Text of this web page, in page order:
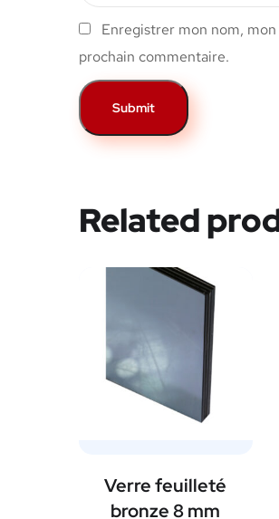
Enregistrer mon nom,
prochain commentaire.
Related
Verre feuilleté
bronze 8 mm